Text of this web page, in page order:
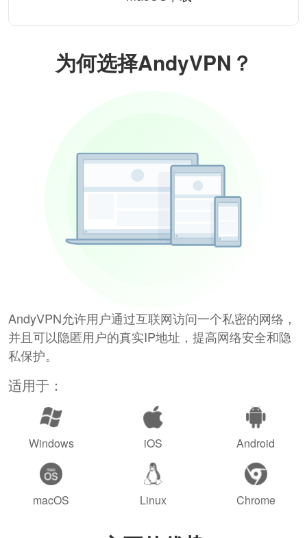
为何选择AndyVPN？
AndyVPN允许用户通过互联网访问一个私密的网络，
并且可以隐匿用户的真实IP地址，提高网络安全和隐
私保护。
适用于：
Windows iOS Android
macOS Linux Chrome